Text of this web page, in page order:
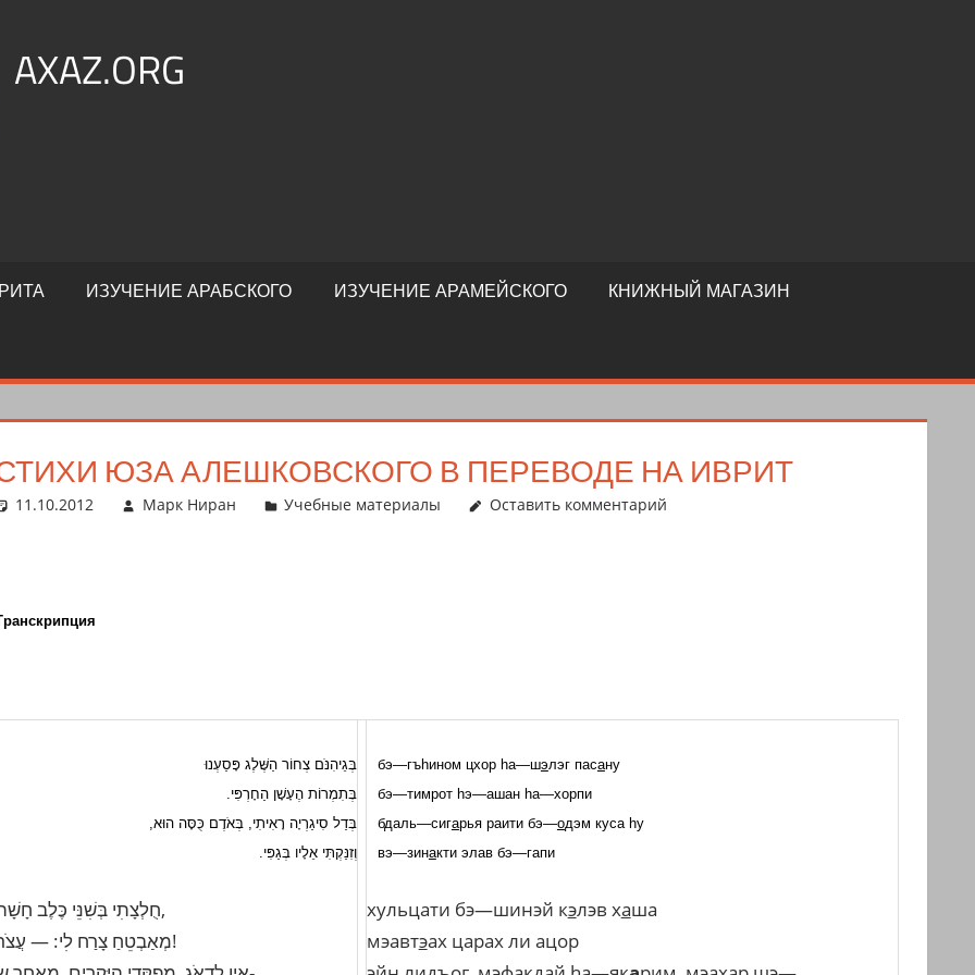
AXAZ.ORG
ИЗУЧЕНИЕ АРАБСКОГО ИЗУЧЕНИЕ АРАМЕЙСКОГО КНИЖНЫЙ МАГАЗИН
ЮЗА АЛЕШКОВСКОГО В ПЕРЕВОДЕ НА ИВРИТ
11.10.2012 Марк Ниран Учебные материалы Оставить комментарий
בְּגֵיהִנֹּם צְחוֹר הַשֶּׁלֶג פָּסַעְנוּ
בְּתִמְרוֹת הֶעָשָׁן הַחָרְפִּי.
בְּדַל סִיגַרְיָה רָאִיתִי, בְּאֹדֶם כֻּסָּה הוּא,
וְזִנַּקְתִּי אֵלָיו בְּגַפִּי.
חֻלְצָתִי בְּשִׁנֵּי כֶּלֶב חָשָׁה,
מְאַבְטֵחַ צָרַח לִי: — עֲצֹר!
бэ—гъhином цхорhа—шэлэг пасану
бэ—тимротhэ—ашанhа—хорпи
бдаль—сигарья раити бэ—одэм кусаhу
вэ—зинакти элав бэ—гапи
хульцати бэ—шинэй кэлэв хаша
мэавтэах царахли ацор